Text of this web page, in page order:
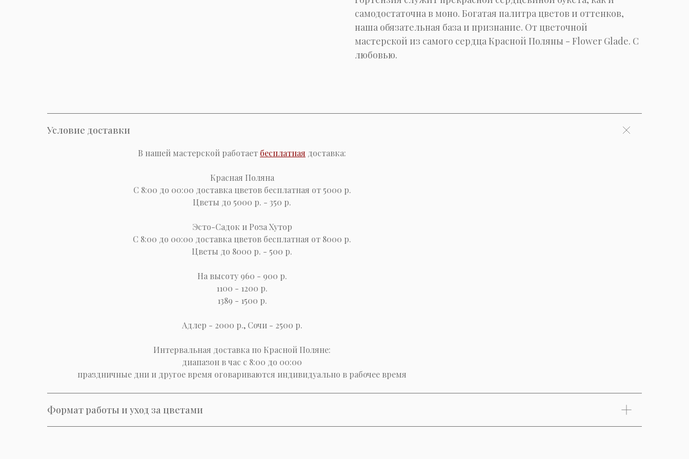
самодостаточна в моно. Богатая палитра цветов и оттенков,
наша обязательная база и признание. От цветочной
мастерской из самого сердца Красной Поляны - Flower Glade. С
любовью.
Условие доставки
В нашей мастерской работает бесплатная доставка:
Красная Поляна
С 8:00 до 00:00 доставка цветов бесплатная от 5000 р.
Цветы до 5000 р. - 350 р.
Эсто-Cадок и Роза Хутор
С 8:00 до 00:00 доставка цветов бесплатная от 8000 р.
Цветы до 8000 р. - 500 р.
На высоту 960 - 900 р.
1100 - 1200 р.
1389 - 1500 р.
Адлер - 2000 р., Сочи - 2500 р.
Интервальная доставка по Красной Поляне:
диапазон в час с 8:00 до 00:00
праздничные дни и другое время оговариваются индивидуально в рабочее время
Формат работы и уход за цветами